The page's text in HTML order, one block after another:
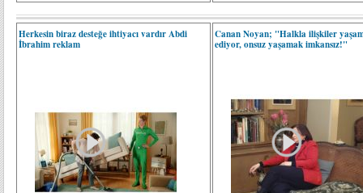
Herkesin biraz desteğe ihtiyacı vardır Abdi
İbrahim reklam
Canan Noyan; "Halkla ilişkiler
ediyor, onsuz yaşamak imkansız!"